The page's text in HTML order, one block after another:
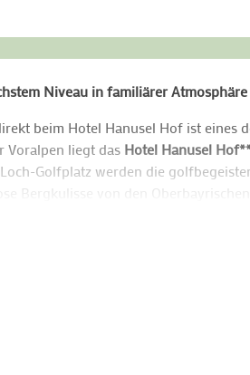
Niveau in familiärer Atmosphäre
beim Hotel Hanusel Hof ist eines
Voralpen liegt das Hotel Hanusel
Golfplatz werden die
Bergkulisse von den
Hof wird die gelebte familiäre